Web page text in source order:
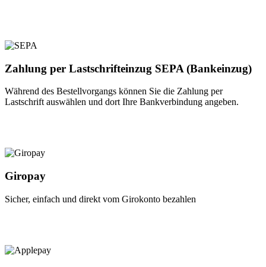
Zahlung per Lastschrifteinzug SEPA (Bankeinzug)
Während des Bestellvorgangs können Sie die Zahlung per
Lastschrift auswählen und dort Ihre Bankverbindung angeben.
Giropay
Sicher, einfach und direkt vom Girokonto bezahlen